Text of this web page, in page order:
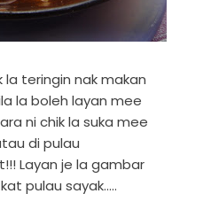
la teringin nak makan
la boleh layan mee
ni chik la suka mee
di pulau
Layan je la gambar
pulau sayak.....